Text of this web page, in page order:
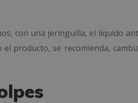
con una jeringuilla, el líquido
el producto, se recomienda,